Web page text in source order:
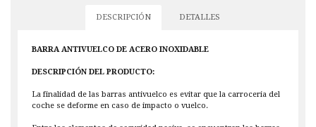
DESCRIPCIÓN DETALLES
BARRA ANTIVUELCO DE ACERO INOXIDABLE
DESCRIPCIÓN DEL PRODUCTO:
La finalidad de las barras antivuelco es evitar que la carroceria del
coche se deforme en caso de impacto o vuelco.